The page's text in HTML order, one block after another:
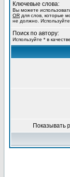
Ключевые слова:
Вы можете
OR для слов, которые
не должно.
Поиск по автору:
Используйте * в
Показывать